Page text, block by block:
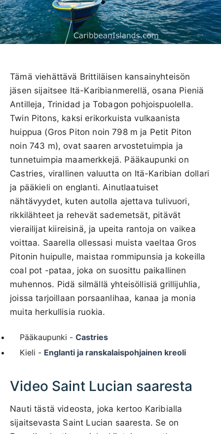
Tämä viehättävä Brittiläisen kansainyhteisön
jäsen sijaitsee Itä-Karibianmerellä, osana Pieniä
Antilleja, Trinidad ja Tobagon pohjoispuolella.
Twin Pitons, kaksi erikorkuista vulkaanista
huippua (Gros Piton noin 798 m ja Petit Piton
noin 743 m), ovat saaren arvostetuimpia ja
tunnetuimpia maamerkkejä. Pääkaupunki on
Castries, virallinen valuutta on Itä-Karibian dollari
ja pääkieli on englanti. Ainutlaatuiset
nähtävyydet, kuten autolla ajettava tulivuori,
rikkilähteet ja rehevät sademetsät, pitävät
vierailijat kiireisinä, ja upeita rantoja on vaikea
voittaa. Saarella ollessasi muista vaeltaa Gros
Pitonin huipulle, maistaa rommipunsia ja kokeilla
coal pot -pataa, joka on suosittu paikallinen
muhennos. Pidä silmällä yhteisöllisiä grillijuhlia,
joissa tarjoillaan porsaanlihaa, kanaa ja monia
muita herkullisia ruokia.
Pääkaupunki - Castries
Kieli - Englanti ja ranskalaispohjainen kreoli
Video Saint Lucian saaresta
Nauti tästä videosta, joka kertoo Karibialla
sijaitsevasta Saint Lucian saaresta. Se on